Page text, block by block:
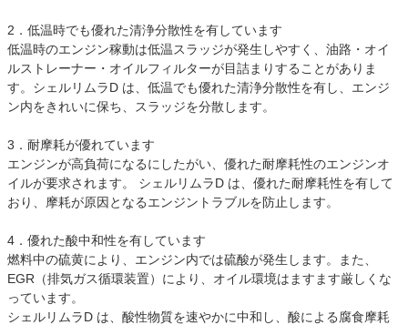
2．低温時でも優れた清浄分散性を有しています
低温時のエンジン稼動は低温スラッジが発生しやすく、油路・オイ
ルストレーナー・オイルフィルターが目詰まりすることがありま
す。シェルリムラD は、低温でも優れた清浄分散性を有し、エンジ
ン内をきれいに保ち、スラッジを分散します。
3．耐摩耗が優れています
エンジンが高負荷になるにしたがい、優れた耐摩耗性のエンジンオ
イルが要求されます。 シェルリムラD は、優れた耐摩耗性を有して
おり、摩耗が原因となるエンジントラブルを防止します。
4．優れた酸中和性を有しています
燃料中の硫黄により、エンジン内では硫酸が発生します。また、
EGR（排気ガス循環装置）により、オイル環境はますます厳しくな
っています。
シェルリムラD は、酸性物質を速やかに中和し、酸による腐食摩耗